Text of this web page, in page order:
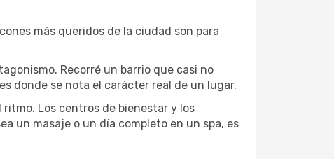
más queridos de la ciudad son para
Recorré un barrio que casi no
donde se nota el carácter real de un lugar.
Los centros de bienestar y los
un masaje o un día completo en un spa, es